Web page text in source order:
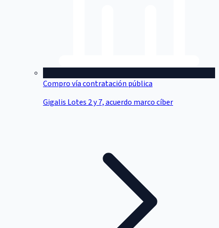
Compro vía contratación pública
Gigalis Lotes 2 y 7, acuerdo marco cíber